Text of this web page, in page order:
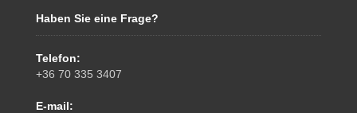
Haben Sie eine Frage?
Telefon:
+36 70 335 3407
E-mail: